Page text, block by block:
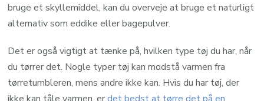
bruge et skyllemiddel, kan du overveje at bruge et naturligt
alternativ som eddike eller bagepulver.
Det er også vigtigt at tænke på, hvilken type tøj du har, når
du tørrer det. Nogle typer tøj kan modstå varmen fra
tørretumbleren, mens andre ikke kan. Hvis du har tøj, der